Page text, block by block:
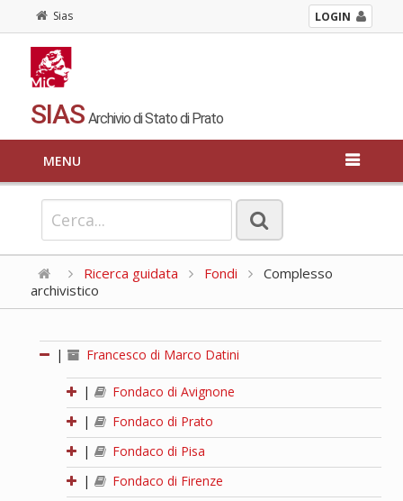
Sias LOGIN
SIAS Archivio di Stato di Prato
MENU
Ricerca guidata Fondi
Complesso
archivistico
| Francesco di Marco Datini
|
Fondaco di Avignone
|
Fondaco di Prato
|
Fondaco di Pisa
|
Fondaco di Firenze